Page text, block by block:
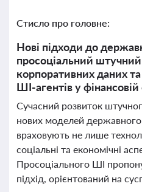
Стисло про головне:
Нові підходи до
просоціальний штучний
корпоративних даних
ШІ-агентів у фінансовій
Сучасний розвиток
нових моделей державного
враховують не лише
соціальні та економічні
Просоціального ШІ
підхід, орієнтований на